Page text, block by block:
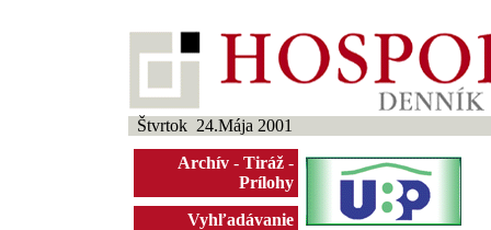
Štvrtok 24.Mája 2001
Archív - Tiráž -
Prílohy
Vyhľadávanie